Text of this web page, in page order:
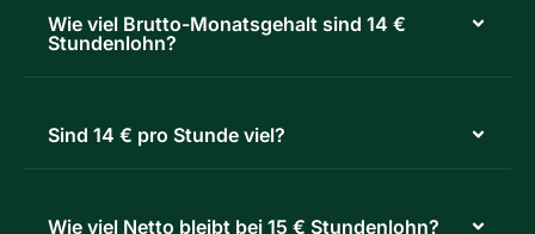
Wie viel Brutto-Monatsgehalt sind 14 €
Stundenlohn?
Sind 14 € pro Stunde viel?
Wie viel Netto bleibt bei 15 € Stundenlohn?